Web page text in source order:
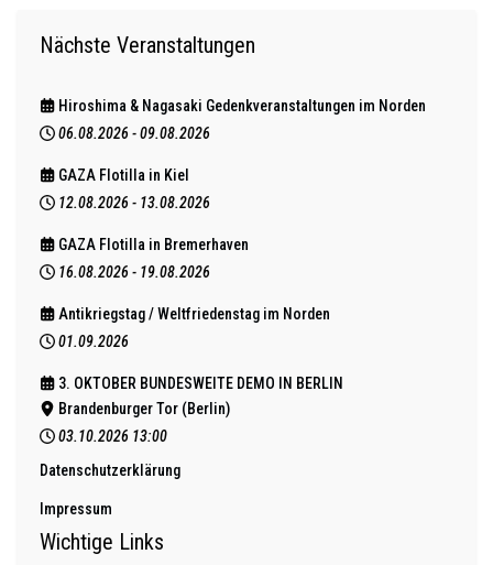
Nächste Veranstaltungen
Hiroshima & Nagasaki Gedenkveranstaltungen im Norden
06.08.2026 - 09.08.2026
GAZA Flotilla in Kiel
12.08.2026 - 13.08.2026
GAZA Flotilla in Bremerhaven
16.08.2026 - 19.08.2026
Antikriegstag / Weltfriedenstag im Norden
01.09.2026
3. OKTOBER BUNDESWEITE DEMO IN BERLIN
Brandenburger Tor (Berlin)
03.10.2026 13:00
Datenschutzerklärung
Impressum
Wichtige Links